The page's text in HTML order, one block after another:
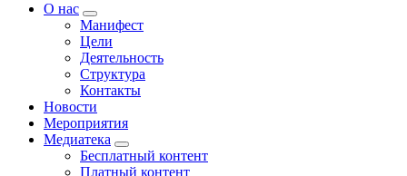
О нас
Манифест
Цели
Деятельность
Структура
Контакты
Новости
Мероприятия
Медиатека
Бесплатный контент
Платный контент